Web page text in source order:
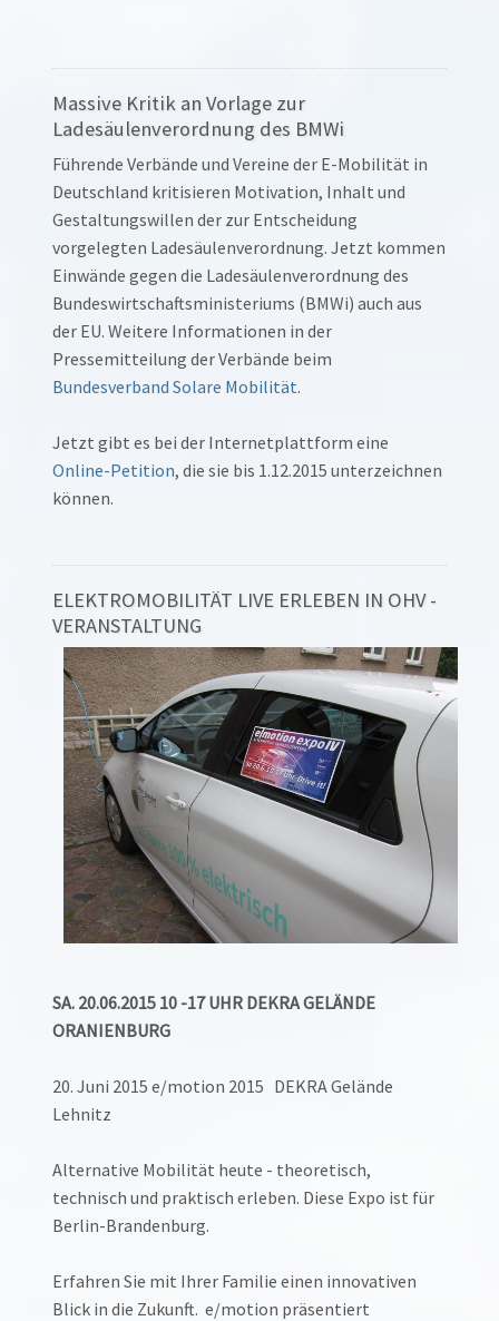
Massive Kritik an Vorlage zur
Ladesäulenverordnung des BMWi
Führende Verbände und Vereine der E-Mobilität in
Deutschland kritisieren Motivation, Inhalt und
Gestaltungswillen der zur Entscheidung
vorgelegten Ladesäulenverordnung. Jetzt kommen
Einwände gegen die Ladesäulenverordnung des
Bundeswirtschaftsministeriums (BMWi) auch aus
der EU. Weitere Informationen in der
Pressemitteilung der Verbände beim
Bundesverband Solare Mobilität.
Jetzt gibt es bei der Internetplattform eine
Online-Petition, die sie bis 1.12.2015 unterzeichnen
können.
ELEKTROMOBILITÄT LIVE ERLEBEN IN OHV -
VERANSTALTUNG
SA. 20.06.2015 10 -17 UHR DEKRA GELÄNDE
ORANIENBURG
20. Juni 2015 e/motion 2015 DEKRA Gelände
Lehnitz
Alternative Mobilität heute - theoretisch,
technisch und praktisch erleben. Diese Expo ist für
Berlin-Brandenburg.
Erfahren Sie mit Ihrer Familie einen innovativen
Blick in die Zukunft. e/motion präsentiert